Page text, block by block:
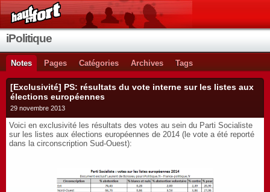
iPolitique
Notes Pages Catégories Archives Tags
[Exclusivité] PS: résultats du vote interne sur les listes aux
élections européennes
29 novembre 2013
Voici en exclusivité les résultats des votes au sein du Parti Socialiste
sur les listes aux élections européennes de 2014 (le vote a été reporté
dans la circonscription Sud-Ouest):